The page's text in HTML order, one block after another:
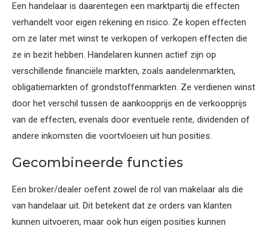
Een handelaar is daarentegen een marktpartij die effecten
verhandelt voor eigen rekening en risico. Ze kopen effecten
om ze later met winst te verkopen of verkopen effecten die
ze in bezit hebben. Handelaren kunnen actief zijn op
verschillende financiële markten, zoals aandelenmarkten,
obligatiemarkten of grondstoffenmarkten. Ze verdienen winst
door het verschil tussen de aankoopprijs en de verkoopprijs
van de effecten, evenals door eventuele rente, dividenden of
andere inkomsten die voortvloeien uit hun posities.
Gecombineerde functies
Een broker/dealer oefent zowel de rol van makelaar als die
van handelaar uit. Dit betekent dat ze orders van klanten
kunnen uitvoeren, maar ook hun eigen posities kunnen